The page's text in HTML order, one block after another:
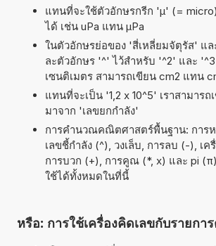
แทนที่จะใช้ตัวอักษรกรีก 'µ' (=
ได้ เช่น uPa แทน µPa
ในตัวอักษรย่อของ 'สี่เหลี่ยมจัตุรัส' แ
ละตัวอักษร '^' ไว้สำหรับ '^2' และ
เซนติเมตร สามารถเขียน cm2 แทน
แทนที่จะเป็น '1,2 x 10^5' เราสามาร
มาจาก 'เลขยกกำลัง'
การคำนวณคณิตศาสตร์พื้นฐาน: การห
เลขชี้กำลัง (^), วงเล็บ, การลบ (-), เ
การบวก (+), การคูณ (*, x) และ pi
ใช้ได้ทั้งหมดในที่นี้
หรือ: การใช้เครื่องคิดเลขกับรายกา